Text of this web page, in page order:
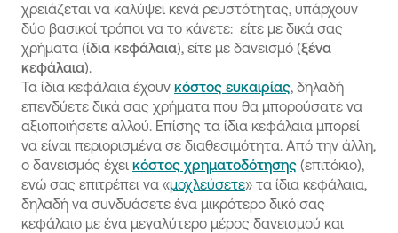
χρειάζεται να καλύψει κενά ρευστότητας, υπάρχουν
δύο βασικοί τρόποι να το κάνετε: είτε με δικά σας
χρήματα (ίδια κεφάλαια), είτε με δανεισμό (ξένα
κεφάλαια).
Τα ίδια κεφάλαια έχουν κόστος ευκαιρίας, δηλαδή
επενδύετε δικά σας χρήματα που θα μπορούσατε να
αξιοποιήσετε αλλού. Επίσης τα ίδια κεφάλαια μπορεί
να είναι περιορισμένα σε διαθεσιμότητα. Από την άλλη,
ο δανεισμός έχει κόστος χρηματοδότησης (επιτόκιο),
ενώ σας επιτρέπει να «μοχλεύσετε» τα ίδια κεφάλαια,
δηλαδή να συνδυάσετε ένα μικρότερο δικό σας
κεφάλαιο με ένα μεγαλύτερο μέρος δανεισμού και